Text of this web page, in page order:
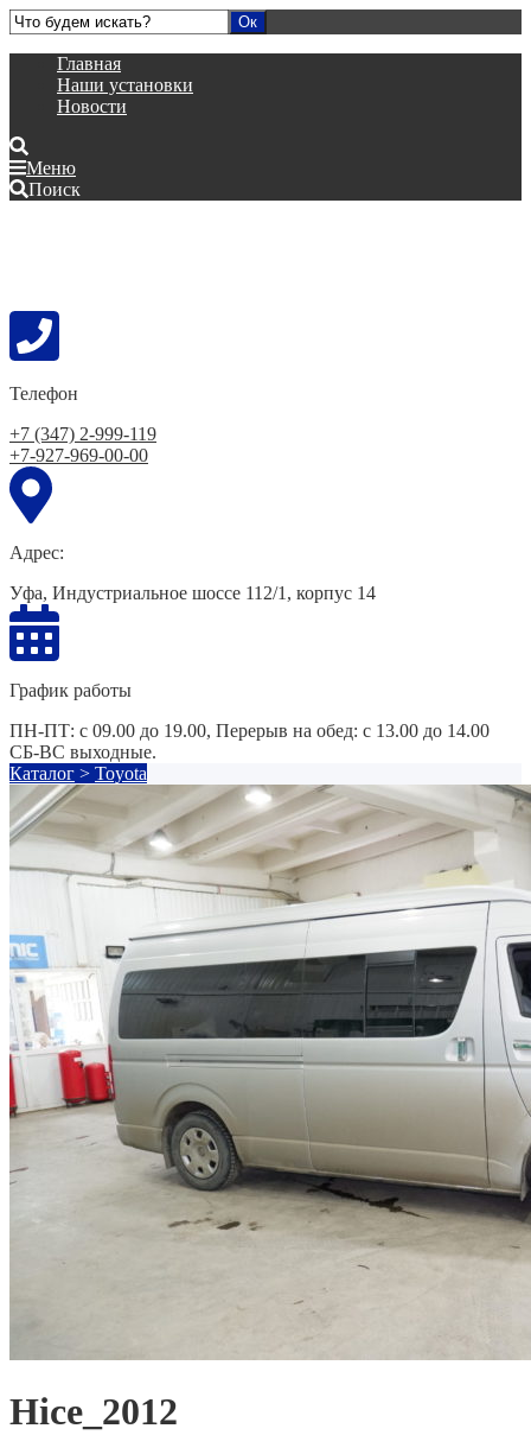
Главная
Наши установки
Новости
Меню
Поиск
Телефон
+7 (347) 2-999-119
+7-927-969-00-00
Адрес:
Уфа, Индустриальное шоссе 112/1, корпус 14
График работы
ПН-ПТ: с 09.00 до 19.00, Перерыв на обед: с 13.00 до 14.00
СБ-ВС выходные.
Каталог > Toyota
Hice_2012